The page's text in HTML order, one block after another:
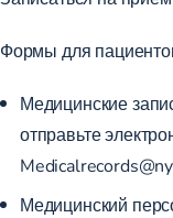
Формы для
Медицинские
отправьте
Медицинский